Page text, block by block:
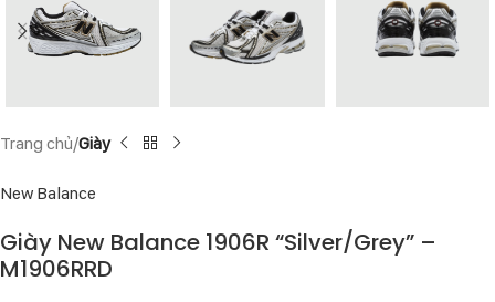
Trang chủ Giày
New Balance
Giày New Balance 1906R “Silver/Grey” –
M1906RRD